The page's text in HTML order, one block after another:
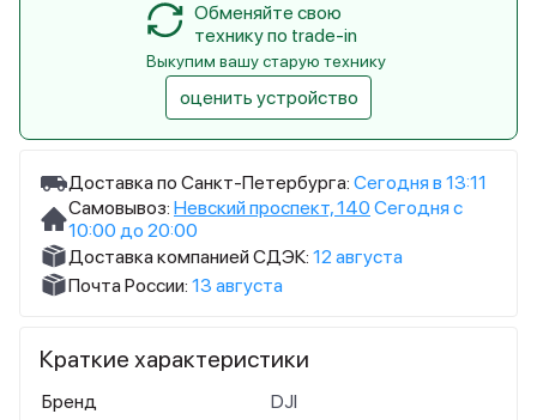
Доставка по Санкт-Петербурга: Сегодня в 13:11
Самовывоз: Невский проспект, 140 Сегодня с
10:00 до 20:00
Доставка компанией СДЭК: 12 августа
Почта России: 13 августа
Краткие характеристики
Бренд
DJI
Обменяйте свою
технику по trade-in
Выкупим вашу старую технику
оценить устройство